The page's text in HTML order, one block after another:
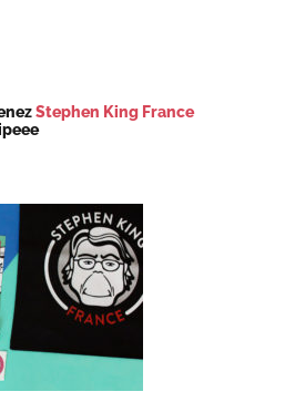
Stephen King France